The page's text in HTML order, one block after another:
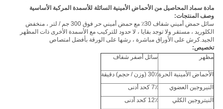
مادة سماد المحاصيل من الأحماض الأمينية السائلة للأسمدة المركبة الأساسية
وصف المنتجات:
سائل حمض أميني شفاف 30٪ مع حمض أميني حر فوق 300 جم / لتر ، منخفض
الكلوريد ، مستقر ولا توجد بقايا ، لا حدود للتركيب مع الأسمدة الأخرى ذات المظهر
الجيد.كرش على الأوراق مباشرة ، رشها على الورقة بأفضل امتصاص
تخصيص:
مظهر
سائل أصفر شفاف
الأحماض الأمينية الحرة30٪ (وزن / حجم) دقيقة
النيروجين العضوي
7٪ كحد أدنى
النيتروجين الكلي
12٪ كحد أدنى